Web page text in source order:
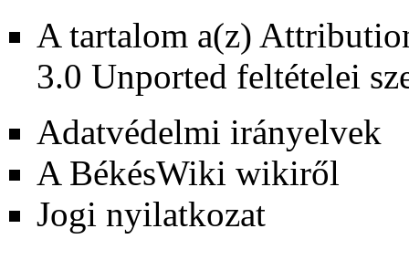
A tartalom a(z)
3.0 Unported feltételei
Adatvédelmi irányelvek
A BékésWiki wikiről
Jogi nyilatkozat